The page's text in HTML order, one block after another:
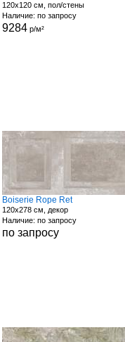
120x120 см, пол/стены
Наличие: по запросу
9284р/м²
Boiserie Rope Ret
120x278 см, декор
Наличие: по запросу
по запросу